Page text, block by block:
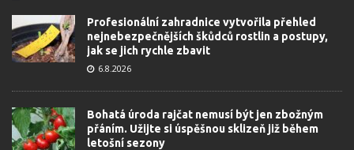
Profesionální zahradnice vytvořila přehled
nejnebezpečnějších škůdců rostlin a postupy,
jak se jich rychle zbavit
6.8.2026
Bohatá úroda rajčat nemusí být jen zbožným
přáním. Užijte si úspěšnou sklizeň již během
letošní sezony